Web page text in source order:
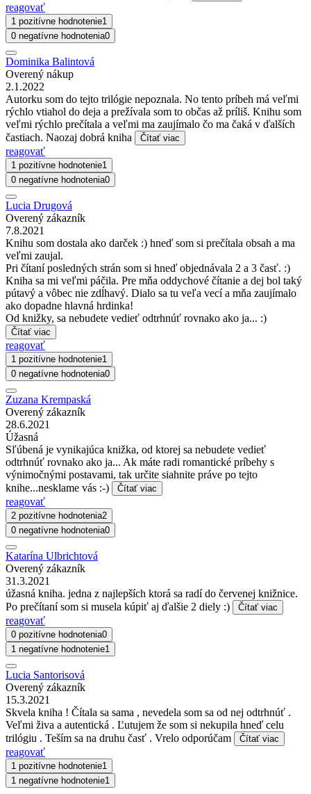
reagovať
1 pozitívne hodnotenie1
0 negatívne hodnotenia0
Dominika Balintová
Overený nákup
2.1.2022
Autorku som do tejto trilógie nepoznala. No tento príbeh má veľmi
rýchlo vtiahol do deja a prežívala som to občas až príliš. Knihu som
veľmi rýchlo prečítala a veľmi ma zaujímalo čo ma čaká v ďalších
častiach. Naozaj dobrá kniha
Čítať viac
reagovať
1 pozitívne hodnotenie1
0 negatívne hodnotenia0
Lucia Drugová
Overený zákazník
7.8.2021
Knihu som dostala ako darček :) hneď som si prečítala obsah a ma
veľmi zaujal.
Pri čítaní posledných strán som si hneď objednávala 2 a 3 časť. :)
Kniha sa mi veľmi páčila. Pre mňa oddychové čítanie a dej bol taký
pútavý a vôbec nie zdĺhavý. Dialo sa tu veľa vecí a mňa zaujímalo
ako dopadne hlavná hrdinka!
Od knižky, sa nebudete vedieť odtrhnúť rovnako ako ja... :)
Čítať viac
reagovať
1 pozitívne hodnotenie1
0 negatívne hodnotenia0
Zuzana Krempaská
Overený zákazník
28.6.2021
Úžasná
Sľúbená je vynikajúca knižka, od ktorej sa nebudete vedieť
odtrhnúť rovnako ako ja... Ak máte radi romantické príbehy s
výnimočnými postavami, tak určite siahnite práve po tejto
knihe...nesklame vás :-)
Čítať viac
reagovať
2 pozitívne hodnotenia2
0 negatívne hodnotenia0
Katarína Ulbrichtová
Overený zákazník
31.3.2021
úžasná kniha. jedna z najlepších ktorá sa radí do červenej knižnice.
Po prečítaní som si musela kúpiť aj ďalšie 2 diely :)
Čítať viac
reagovať
0 pozitívne hodnotenia0
1 negatívne hodnotenie1
Lucia Santorisová
Overený zákazník
15.3.2021
Skvela kniha ! Čítala sa sama , nevedela som sa od nej odtrhnúť .
Veľmi živa a autentická . Ľutujem že som si nekupila hneď celu
trilógiu . Teším sa na druhu časť . Vrelo odporúčam
Čítať viac
reagovať
1 pozitívne hodnotenie1
1 negatívne hodnotenie1